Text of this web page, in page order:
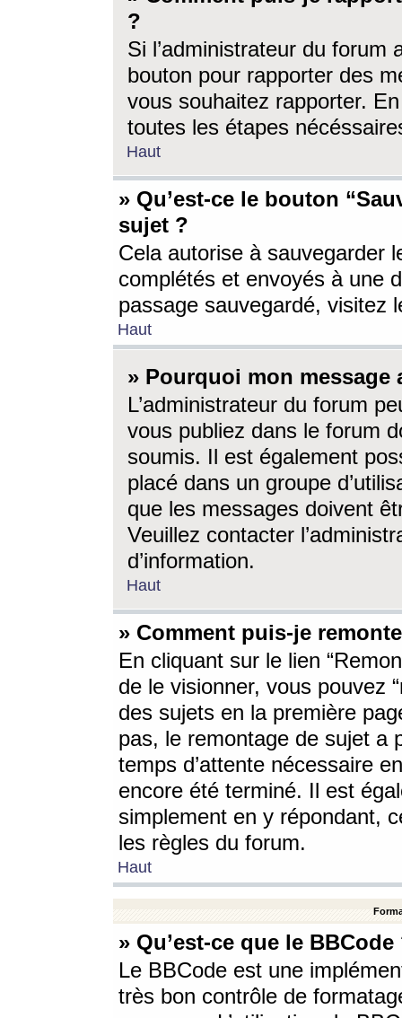
?
Si l’administrateur du forum
bouton pour rapporter des
vous souhaitez rapporter.
toutes les étapes
Haut
» Qu’est-ce le bouton
sujet ?
Cela autorise à sauvegarder
complétés et envoyés à une
passage sauvegardé, visitez
Haut
» Pourquoi mon message
L’administrateur du forum
vous publiez dans le forum
soumis. Il est également
placé dans un groupe
que les messages doivent
Veuillez contacter
d’information.
Haut
» Comment puis-je
En cliquant sur le lien
de le visionner, vous pouvez
des sujets en la première
pas, le remontage de sujet a
temps d’attente nécessaire
encore été terminé. Il est
simplement en y répondant,
les règles du forum.
Haut
» Qu’est-ce que le BBCode
Le BBCode est une
très bon contrôle de